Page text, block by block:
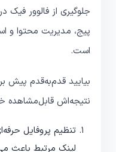
جلوگیری از فالوور فیک
پیج، مدیریت محتوا و
است.
بیایید قدم‌به‌قدم پیش
نتیجه‌اش قابل‌مشاهده
تنظیم پروفایل
لینک مرتبط باعث